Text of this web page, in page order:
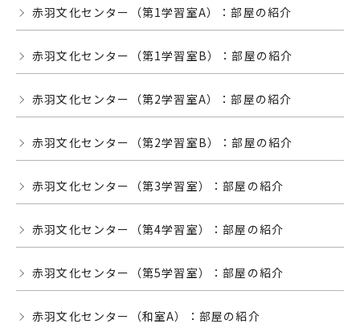
赤羽文化センター（第1学習室A）：部屋の紹介
赤羽文化センター（第1学習室B）：部屋の紹介
赤羽文化センター（第2学習室A）：部屋の紹介
赤羽文化センター（第2学習室B）：部屋の紹介
赤羽文化センター（第3学習室）：部屋の紹介
赤羽文化センター（第4学習室）：部屋の紹介
赤羽文化センター（第5学習室）：部屋の紹介
赤羽文化センター（和室A）：部屋の紹介